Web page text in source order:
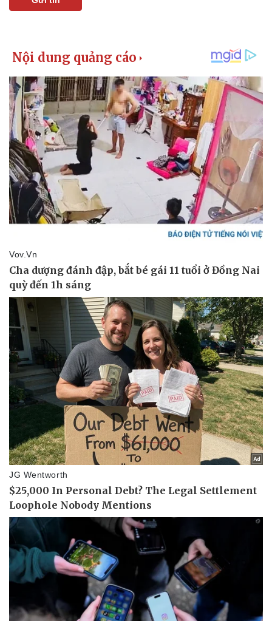
Kinh tế
Bất động sản
Khởi nghiệp
Giá vàng
Tiêu dùng
Tỷ giá
Chứng khoán
Giá cà phê